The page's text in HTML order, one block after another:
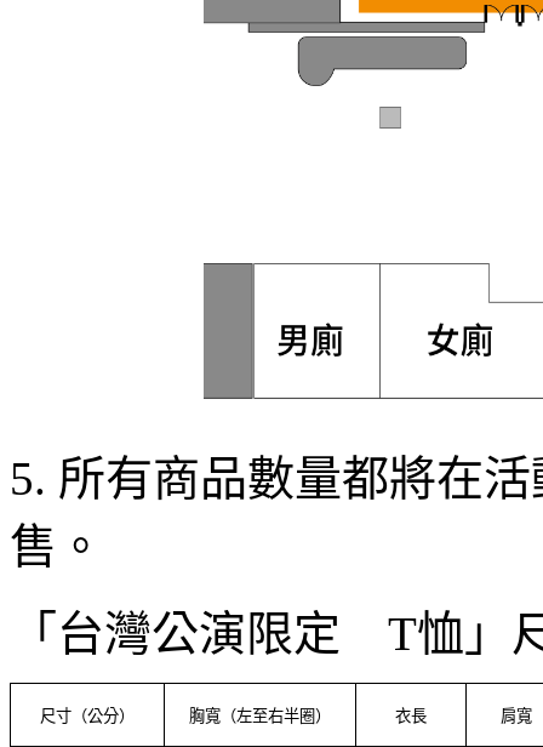
5. 所有商品數量都將在
售。
「台灣公演限定 T恤」
尺寸（公分） 胸寬（左至右半圈） 衣長 肩寬